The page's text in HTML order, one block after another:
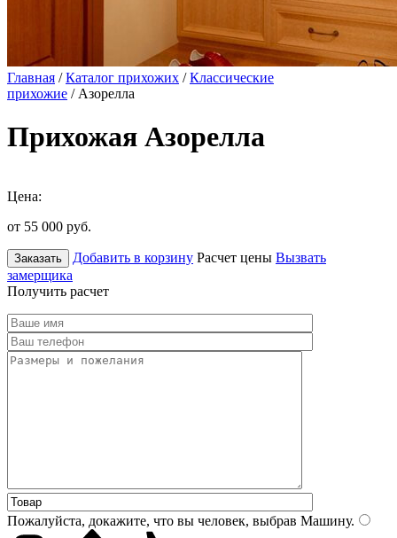
Главная /Каталог прихожих /Классические
прихожие / Азорелла
Прихожая Азорелла
Цена:
от 55 000 руб.
Заказать Добавить в корзину Расчет цены Вызвать
замерщика
Получить расчет
Пожалуйста, докажите, что вы человек, выбрав Машину.